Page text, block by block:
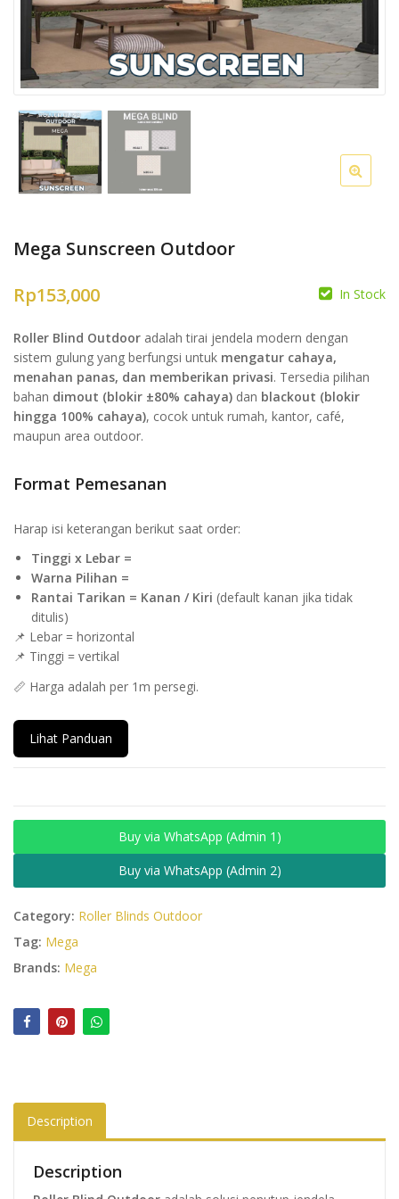
Mega Sunscreen Outdoor
Rp153,000 In Stock
Roller Blind Outdoor adalah tirai jendela modern dengan
sistem gulung yang berfungsi untuk mengatur cahaya,
menahan panas, dan memberikan privasi. Tersedia pilihan
bahan dimout (blokir ±80% cahaya) dan blackout (blokir
hingga 100% cahaya), cocok untuk rumah, kantor, café,
maupun area outdoor.
Format Pemesanan
Harap isi keterangan berikut saat order:
Tinggi x Lebar =
Warna Pilihan =
Rantai Tarikan = Kanan / Kiri (default kanan jika tidak
ditulis)
📌 Lebar = horizontal
📌 Tinggi = vertikal
📏 Harga adalah per 1m persegi.
Lihat Panduan
Buy via WhatsApp (Admin 1)
Buy via WhatsApp (Admin 2)
Category: Roller Blinds Outdoor
Tag: Mega
Brands: Mega
Description
Description